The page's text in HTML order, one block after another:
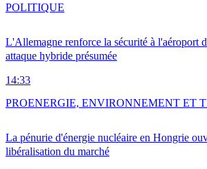
L'Allemagne renforce la sécurité à l'aéroport
attaque hybride présumée
14:33
POLITIQUE
La pénurie d'énergie nucléaire en Hongrie
libéralisation du marché
PROENERGIE, ENVIRONNEMENT ET